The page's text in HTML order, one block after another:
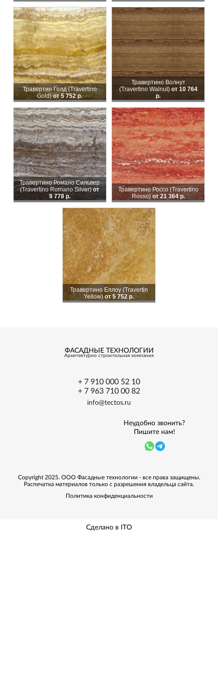
Травертин Голд (Travertino
Gold)от 5 752 р.
Травертино Волнут
(Travertino Walnut) от 10 764
р.
Травертино Романо Сильвер
(Travertino Romanо Silver)от
9 778 р.
Травертино Россо (Travertino
Rosso)от 21 364 р.
Травертино Еллоу (Travertin
Yellow)от 5 752 р.
ФАСАДНЫЕ ТЕХНОЛОГИИ
Архитектурно строительная компания
Copyright 2025. ООО Фасадные технологии - все права защищены.
Распечатка материалов только с разрешения владельца сайта.
Политика конфиденциальности
Неудобно звонить?
Пишите нам!
+ 7 910 000 52 10
+ 7 963 710 00 82
info@tectos.ru
Сделано в ITO